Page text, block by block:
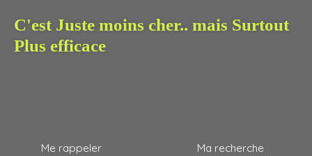
C'est Juste moins cher.. mais Surtout
Plus efficace
Me rappeler Ma recherche